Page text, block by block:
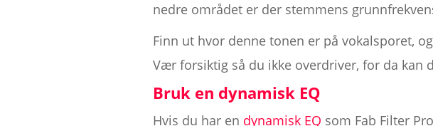
nedre området er der stemmens
Finn ut hvor denne tonen er på vokalsporet,
Vær forsiktig så du ikke overdriver, for da kan
Bruk en dynamisk EQ
Hvis du har en dynamisk EQ som Fab Filter